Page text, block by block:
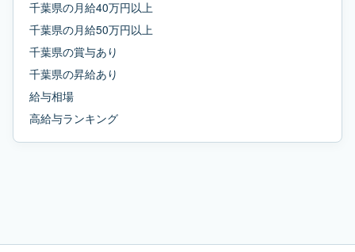
千葉県の月給40万円以上
千葉県の月給50万円以上
千葉県の賞与あり
千葉県の昇給あり
給与相場
高給与ランキング